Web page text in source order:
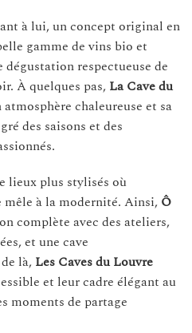
à lui, un concept original en
gamme de vins bio et
respectueuse de
À quelques pas, La Cave du
chaleureuse et sa
des saisons et des
lieux plus stylisés où
mêle à la modernité. Ainsi, Ô
complète avec des ateliers,
et une cave
là, Les Caves du Louvre
et leur cadre élégant au
moments de partage